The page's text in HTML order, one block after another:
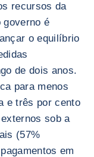
recursos da
é
o equilíbrio
de dois anos.
para menos
e três por cento
sob a
(57%
em